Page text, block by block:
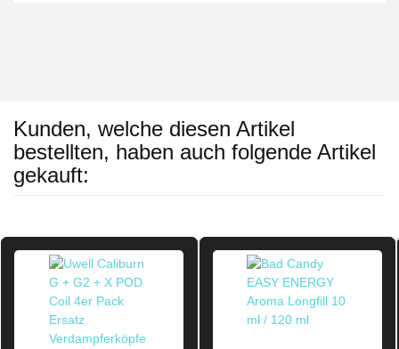
Kunden, welche diesen Artikel
bestellten, haben auch folgende Artikel
gekauft: